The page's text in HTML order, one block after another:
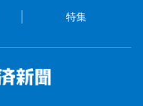
特集